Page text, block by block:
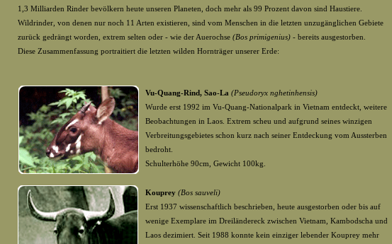
1,3 Milliarden Rinder bevölkern heute unseren Planeten, doch mehr als 99 Prozent davon sind Haustiere.
Wildrinder, von denen nur noch 11 Arten existieren, sind vom Menschen in die letzten unzugänglichen Gebiete
zurück gedrängt worden, extrem selten oder - wie der Auerochse (Bos primigenius) - bereits ausgestorben.
Diese Zusammenfassung portraitiert die letzten wilden Hornträger unserer Erde:
Vu-Quang-Rind, Sao-La (Pseudoryx nghetinhensis)
Wurde erst 1992 im Vu-Quang-Nationalpark in Vietnam entdeckt, weitere
Beobachtungen in Laos. Extrem scheu und aufgrund seines winzigen
Verbreitungsgebietes schon kurz nach seiner Entdeckung vom Aussterben
bedroht.
Schulterhöhe 90cm, Gewicht 100kg.
Kouprey (Bos sauveli)
Erst 1937 wissenschaftlich beschrieben, heute ausgestorben oder bis auf
wenige Exemplare im Dreiländereck zwischen Vietnam, Kambodscha und
Laos dezimiert. Seit 1988 konnte kein einziger lebender Kouprey mehr